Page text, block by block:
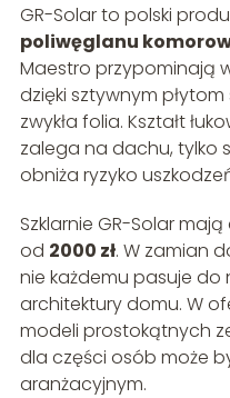
GR-Solar to polski
poliwęglanu
Maestro przypominają
dzięki sztywnym
zwykła folia. Kształt
zalega na dachu, tylko
obniża ryzyko
Szklarnie GR-Solar
od 2000 zł. W zamian
nie każdemu pasuje do
architektury domu. W
modeli prostokątnych
dla części osób może
aranżacyjnym.